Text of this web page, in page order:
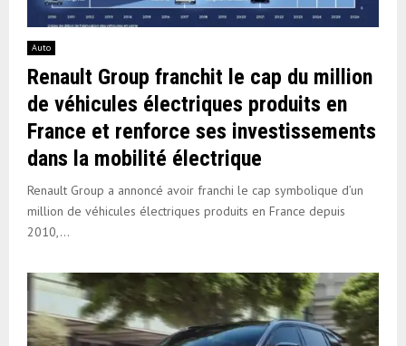
Auto
Renault Group franchit le cap du million
de véhicules électriques produits en
France et renforce ses investissements
dans la mobilité électrique
Renault Group a annoncé avoir franchi le cap symbolique d’un
million de véhicules électriques produits en France depuis
2010,...